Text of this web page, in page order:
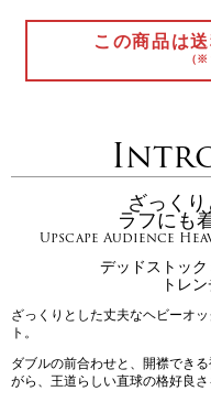
この商品は
（※
ざっくり
ラフにも
Upscape Audience
デッドストッ
トレ
ざっくりとした丈夫なヘビーオ
ト。
ダブルの前合わせと、開襟でき
がら、王道らしい直球の格好良さ